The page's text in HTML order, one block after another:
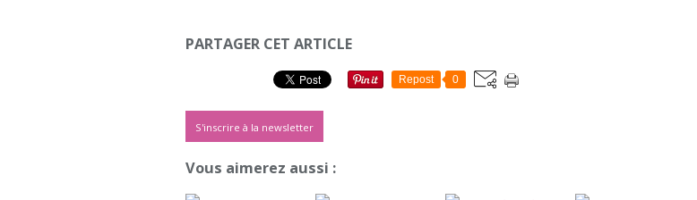
PARTAGER CET ARTICLE
Repost 0
S'inscrire à la newsletter
Vous aimerez aussi :